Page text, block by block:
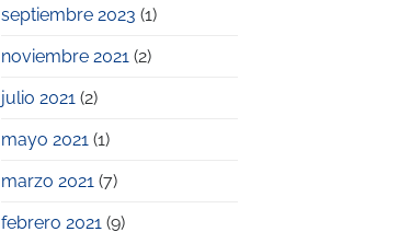
septiembre 2023 (1)
noviembre 2021(2)
julio 2021(2)
mayo 2021(1)
marzo 2021(7)
febrero 2021(9)